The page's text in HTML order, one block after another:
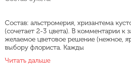
Состав: альстромерия, хризантема
(сочетает 2-3 цвета). В комментарии к
желаемое цветовое решение (нежное,
выбору флориста. Кажды
Читать дальше